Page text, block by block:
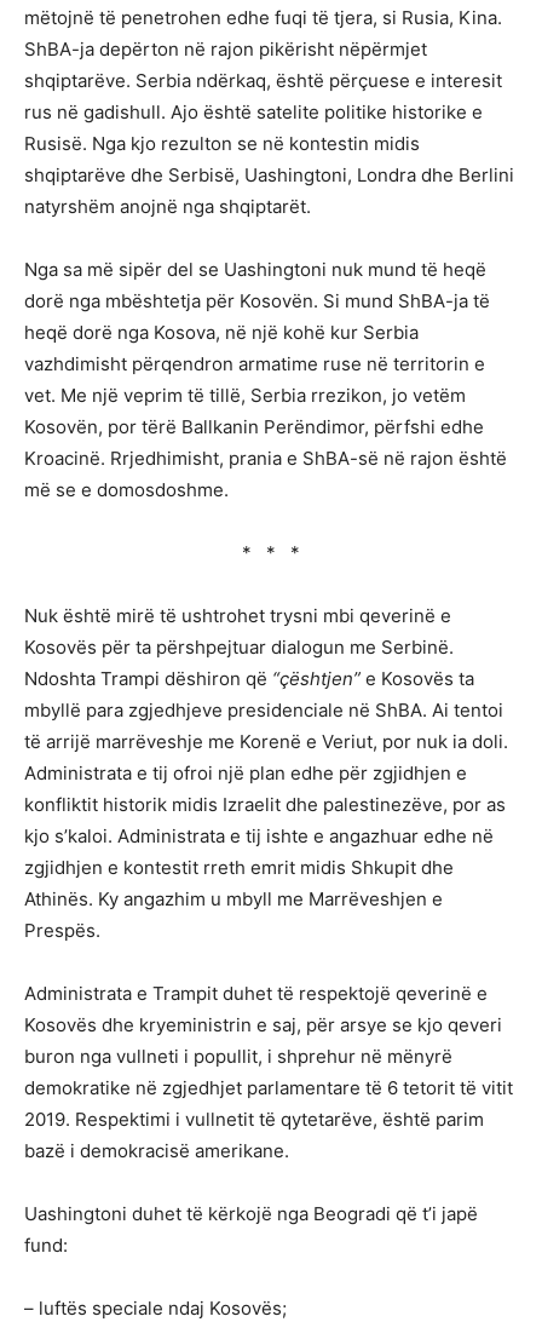
mëtojnë të penetrohen edhe fuqi të tjera, si Rusia, Kina.
ShBA-ja depërton në rajon pikërisht nëpërmjet
shqiptarëve. Serbia ndërkaq, është përçuese e interesit
rus në gadishull. Ajo është satelite politike historike e
Rusisë. Nga kjo rezulton se në kontestin midis
shqiptarëve dhe Serbisë, Uashingtoni, Londra dhe Berlini
natyrshëm anojnë nga shqiptarët.
Nga sa më sipër del se Uashingtoni nuk mund të heqë
dorë nga mbështetja për Kosovën. Si mund ShBA-ja të
heqë dorë nga Kosova, në një kohë kur Serbia
vazhdimisht përqendron armatime ruse në territorin e
vet. Me një veprim të tillë, Serbia rrezikon, jo vetëm
Kosovën, por tërë Ballkanin Perëndimor, përfshi edhe
Kroacinë. Rrjedhimisht, prania e ShBA-së në rajon është
më se e domosdoshme.
* * *
Nuk është mirë të ushtrohet trysni mbi qeverinë e
Kosovës për ta përshpejtuar dialogun me Serbinë.
Ndoshta Trampi dëshiron që “çështjen” e Kosovës ta
mbyllë para zgjedhjeve presidenciale në ShBA. Ai tentoi
të arrijë marrëveshje me Korenë e Veriut, por nuk ia doli.
Administrata e tij ofroi një plan edhe për zgjidhjen e
konfliktit historik midis Izraelit dhe palestinezëve, por as
kjo s’kaloi. Administrata e tij ishte e angazhuar edhe në
zgjidhjen e kontestit rreth emrit midis Shkupit dhe
Athinës. Ky angazhim u mbyll me Marrëveshjen e
Prespës.
Administrata e Trampit duhet të respektojë qeverinë e
Kosovës dhe kryeministrin e saj, për arsye se kjo qeveri
buron nga vullneti i popullit, i shprehur në mënyrë
demokratike në zgjedhjet parlamentare të 6 tetorit të vitit
2019. Respektimi i vullnetit të qytetarëve, është parim
bazë i demokracisë amerikane.
Uashingtoni duhet të kërkojë nga Beogradi që t’i japë
fund:
– luftës speciale ndaj Kosovës;